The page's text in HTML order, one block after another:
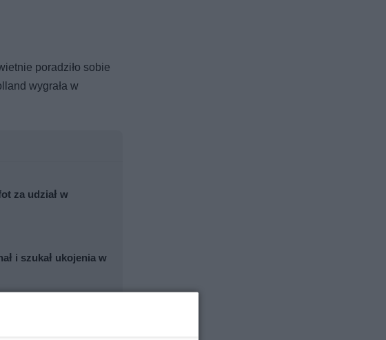
poradziło sobie
wygrała w
za udział w
i szukał ukojenia w